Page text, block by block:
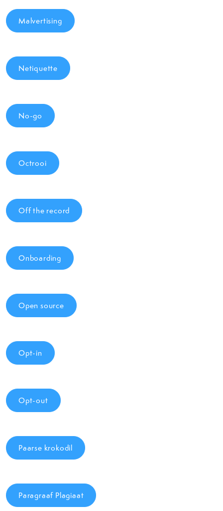
Malvertising
Netiquette
No-go
Octrooi
Off the record
Onboarding
Open source
Opt-in
Opt-out
Paarse krokodil
Paragraaf Plagiaat